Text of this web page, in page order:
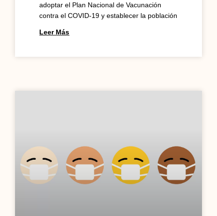
adoptar el Plan Nacional de Vacunación
contra el COVID-19 y establecer la población
Leer Más